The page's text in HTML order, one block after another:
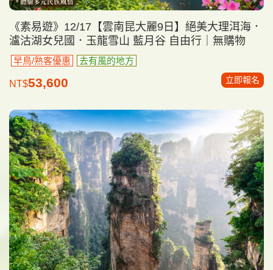
《素易遊》12/17【雲南昆大麗9日】絕美大理洱海．
瀘沽湖女兒國．玉龍雪山 藍月谷 自由行｜無購物
早鳥/熟客優惠 去有風的地方
NT$53,600 立即報名